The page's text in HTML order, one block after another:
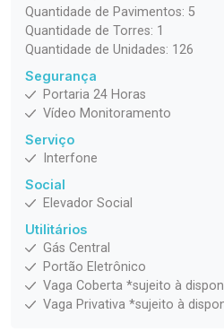
Quantidade de Pavimentos: 5
Quantidade de Torres: 1
Quantidade de Unidades: 126
Segurança
Portaria 24 Horas
Vídeo Monitoramento
Serviço
Interfone
Social
Elevador Social
Utilitários
Gás Central
Portão Eletrônico
Vaga Coberta *sujeito à
Vaga Privativa *sujeito à